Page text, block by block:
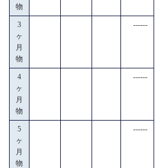
物
3
ヶ
月
物
------
4
ヶ
月
物
------
5
ヶ
月
物
------